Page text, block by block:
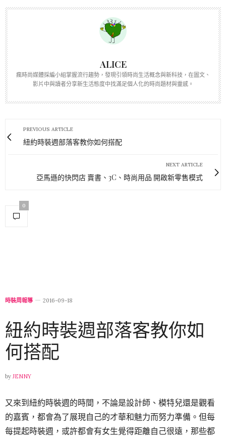
ALICE
瘋時尚媒體採編小組掌握流行趨勢，發現引領時尚生活概念與新科技，在圖文、
影片中與讀者分享新生活態度中找滿足個人化的時尚題材與靈感。
PREVIOUS ARTICLE
紐約時裝週部落客教你如何搭配
NEXT ARTICLE
亞馬遜的快閃店 賣書、3C、時尚用品 開啟新零售模式
0
時裝周報導 2016-09-18
紐約時裝週部落客教你如
何搭配
by JENNY
又來到紐約時裝週的時間，不論是設計師、模特兒還是觀看
的嘉賓，都會為了展現自己的才華和魅力而努力準備。但每
每提起時裝週，或許都會有女生覺得距離自己很遠，那些都